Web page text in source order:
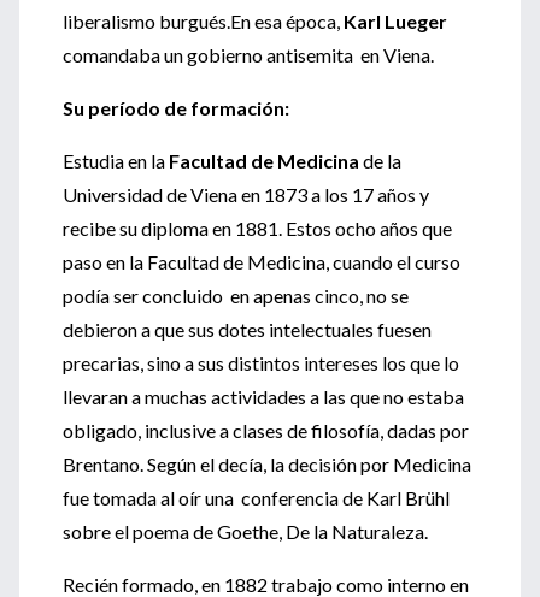
liberalismo burgués.En esa época, Karl Lueger
comandaba un gobierno antisemita en Viena.
Su período de formación:
Estudia en la Facultad de Medicina de la
Universidad de Viena en 1873 a los 17 años y
recibe su diploma en 1881. Estos ocho años que
paso en la Facultad de Medicina, cuando el curso
podía ser concluido en apenas cinco, no se
debieron a que sus dotes intelectuales fuesen
precarias, sino a sus distintos intereses los que lo
llevaran a muchas actividades a las que no estaba
obligado, inclusive a clases de filosofía, dadas por
Brentano. Según el decía, la decisión por Medicina
fue tomada al oír una conferencia de Karl Brühl
sobre el poema de Goethe, De la Naturaleza.
Recién formado, en 1882 trabajo como interno en